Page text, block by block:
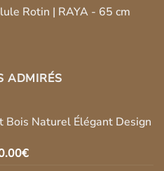
Rotin | RAYA - 65 cm
ADMIRÉS
Bois Naturel Élégant Design
€Le